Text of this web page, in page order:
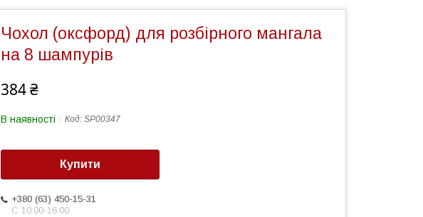
Чохол (оксфорд) для розбірного мангала
на 8 шампурів
384 ₴
В наявності Код: SP00347
Купити
+380 (63) 450-15-31
С 10:00-16:00